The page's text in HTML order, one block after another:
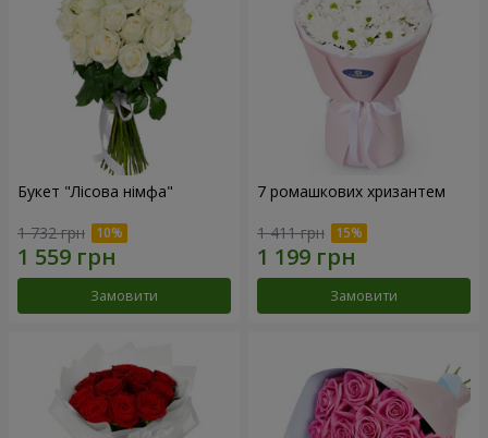
Букет "Лісова німфа"
1 732 грн
Замовити
7 ромашкових хризантем
1 411 грн
Замовити